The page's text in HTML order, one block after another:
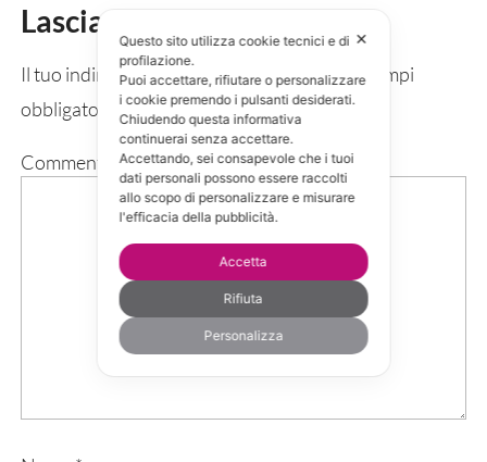
Lascia un commento
Il tuo indirizzo email non sarà pubblicato.I campi
obbligatori sono contrassegnati*
Commento *
✕
Questo sito utilizza cookie tecnici e di
profilazione.
Puoi accettare, rifiutare o personalizzare
i cookie premendo i pulsanti desiderati.
Chiudendo questa informativa
continuerai senza accettare.
Accettando, sei consapevole che i tuoi
dati personali possono essere raccolti
allo scopo di personalizzare e misurare
l'efficacia della pubblicità.
Accetta
Rifiuta
Personalizza